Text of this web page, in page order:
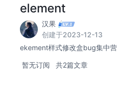
element
汉果
创建于2023-12-13
ekement样式修改盒bug集中营
暂无订阅 共2篇文章